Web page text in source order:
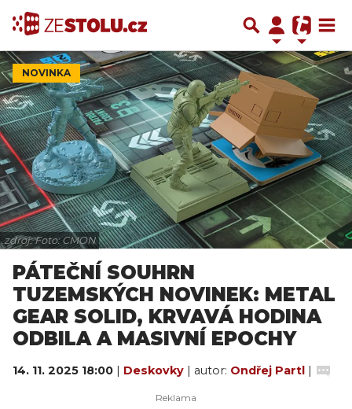
NOVINKA
zdroj: Foto: CMON
PÁTEČNÍ SOUHRN
TUZEMSKÝCH NOVINEK: METAL
GEAR SOLID, KRVAVÁ HODINA
ODBILA A MASIVNÍ EPOCHY
14. 11. 2025 18:00 | Deskovky | autor: Ondřej Partl |